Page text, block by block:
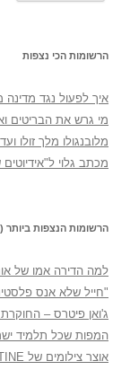
הרשומות הכי נצפות
איך לפעול נגד מדינה
מי גרש את הבריטים
מלובנגולו מלך זולו
מכתב גלוי ל"אידיוטים
הרשומות הנצפות ביותר
למה הדירה אמו של
"חייל שלא אנס
ג'ואן פיטרס –
המפות שכל תלמיד
אוצר צילומים של PALESTINE הריקה